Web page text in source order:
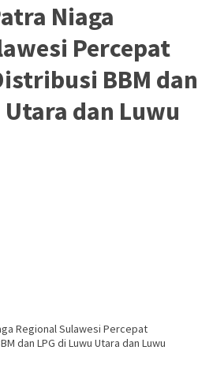
Niaga
Percepat
BBM dan
Utara dan Luwu